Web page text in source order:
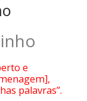
e
palavras”.